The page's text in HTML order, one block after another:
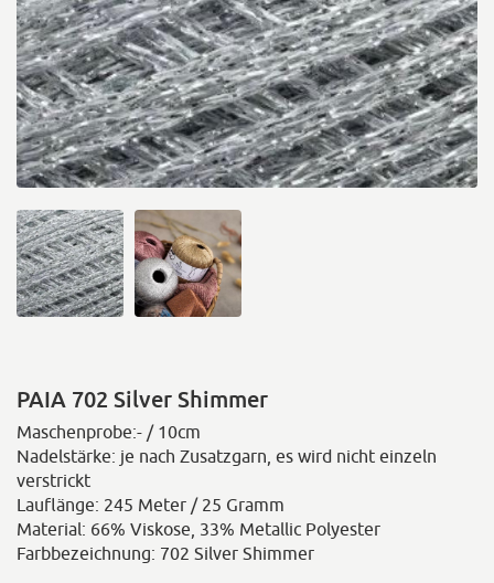
PAIA 702 Silver Shimmer
Maschenprobe:- / 10cm
Nadelstärke: je nach Zusatzgarn, es wird nicht einzeln
verstrickt
Lauflänge: 245 Meter / 25 Gramm
Material: 66% Viskose, 33% Metallic Polyester
Farbbezeichnung: 702 Silver Shimmer